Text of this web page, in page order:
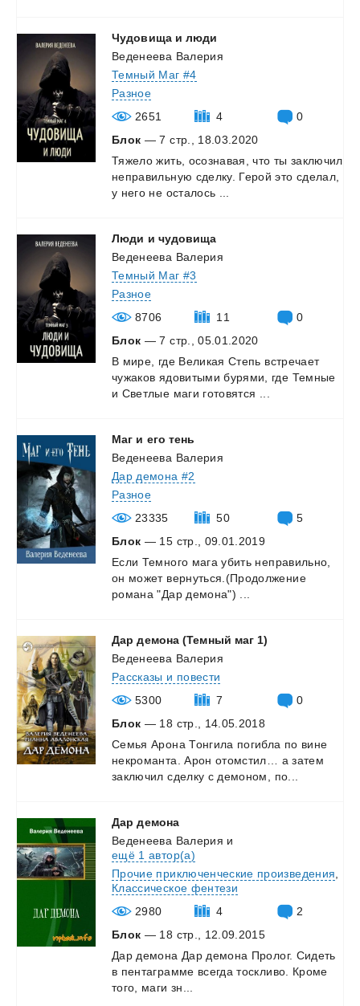
Чудовища и люди
Веденеева Валерия
Темный Маг #4
Разное
2651
4
0
Блок — 7 стр., 18.03.2020
Тяжело жить, осознавая, что ты заключил
неправильную сделку. Герой это сделал,
у него не осталось
Люди и чудовища
Веденеева Валерия
Темный Маг #3
Разное
8706
11
0
Блок — 7 стр., 05.01.2020
В мире, где Великая Степь встречает
чужаков ядовитыми бурями, где Темные
и Светлые маги готовятся
Маг и его тень
Веденеева Валерия
Дар демона #2
Разное
23335
50
5
Блок — 15 стр., 09.01.2019
Если Темного мага убить неправильно,
он может вернуться.(Продолжение
романа "Дар демона")
Дар демона (Темный маг 1)
Веденеева Валерия
Рассказы и повести
5300
7
0
Блок — 18 стр., 14.05.2018
Семья Арона Тонгила погибла по вине
некроманта.
Арон отомстил… а затем
заключил сделку с демоном, по...
Дар демона
Веденеева Валерия и
ещё 1 автор(а)
Прочие приключенческие произведения
Классическое фентези
2980
4
2
Блок — 18 стр., 12.09.2015
Дар демона Дар демона Пролог. Сидеть
в пентаграмме всегда тоскливо.
Кроме
того,
маги зн...